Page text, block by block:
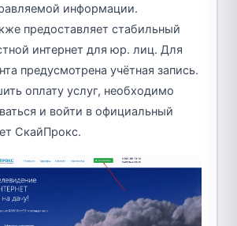
информации.
предоставляет стабильный
интернет для юр. лиц. Для
предусмотрена учётная запись.
оплату услуг, необходимо
и войти в официальный
СкайПрокс.